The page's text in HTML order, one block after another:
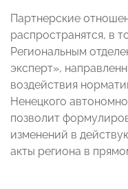
Партнерские
распространятся, в
Региональным
эксперт»,
воздействия
Ненецкого
позволит
изменений в
акты региона в